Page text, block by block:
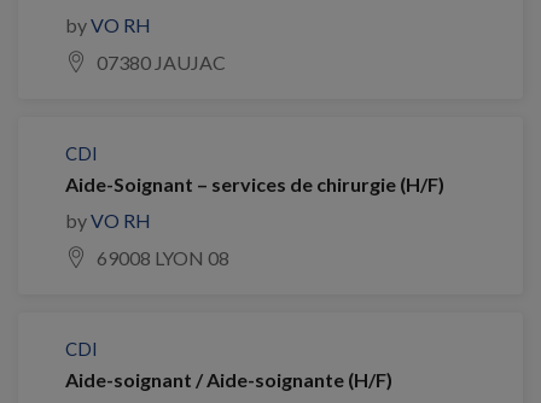
byVO RH
07380 JAUJAC
CDI
Aide-Soignant – services de chirurgie (H/F)
byVO RH
69008 LYON 08
CDI
Aide-soignant / Aide-soignante (H/F)